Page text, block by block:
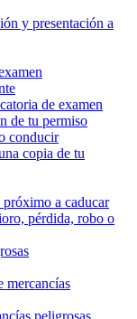
y presentación a
de examen
de tu permiso
conducir
copia de tu
a caducar
pérdida, robo o
mercancías